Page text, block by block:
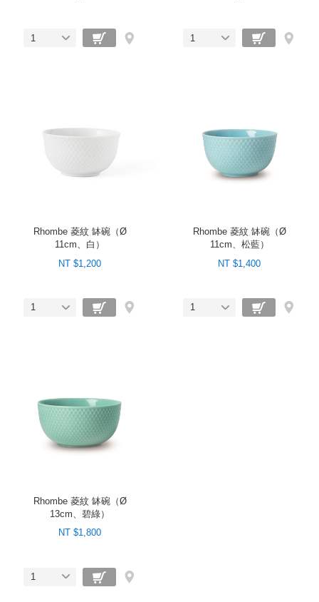
1 1
Rhombe 菱紋 缽碗（Ø
11cm、白）
NT $1,200
1
Rhombe 菱紋 缽碗（Ø
11cm、松藍）
NT $1,400
1
Rhombe 菱紋 缽碗（Ø
13cm、碧綠）
NT $1,800
1